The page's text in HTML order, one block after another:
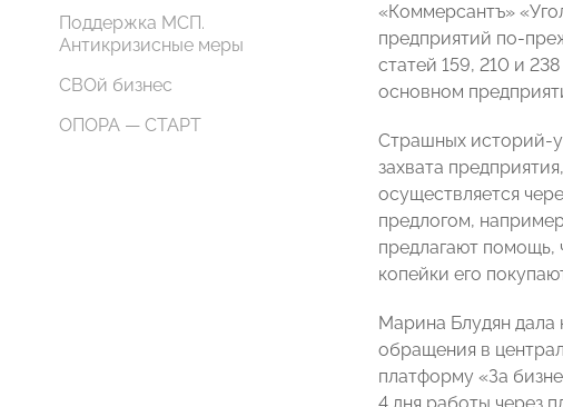
Поддержка МСП.
Антикризисные меры
СВОй бизнес
ОПОРА — СТАРТ
«Коммерсантъ»
предприятий по-
статей 159, 210 и
основном
Страшных историй-
захвата
осуществляется
предлогом,
предлагают помощь,
копейки его
Марина Блудян дала
обращения в
платформу «За